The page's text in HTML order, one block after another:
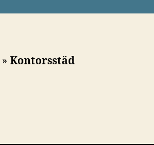
» Kontorsstäd